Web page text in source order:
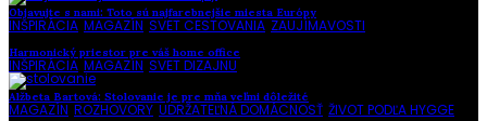
Objavujte s nami: Toto sú najfarebnejšie miesta Európy
INŠPIRÁCIA MAGAZÍN SVET CESTOVANIA ZAUJÍMAVOSTI
Harmonický priestor pre váš home office
INŠPIRÁCIA MAGAZÍN SVET DIZAJNU
Alžbeta Bartová: Stolovanie je pre mňa veľmi dôležité
MAGAZÍN ROZHOVORY UDRŽATEĽNÁ DOMÁCNOSŤ ŽIVOT PODĽA HYGGE